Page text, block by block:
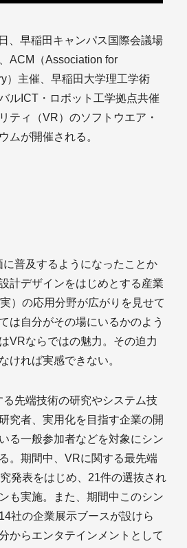
、早稲田キャンパス国際会議場
ACM（Association for
）主催、早稲田大学理工学術
ルICT・ロボット工学拠点共催
ティ（VR）のソフトウエア・
ムが開催される。
普及するようになったことか
計デザインをはじめとする産業
）の応用分野が広がりを見せて
は自分がその場にいるかのよう
VRならではの魅力。その迫力
ければ実感できない。
先端技術の研究やシステム技
究者、実用化を目指す企業の開
る一般参加者などを対象にシン
。期間中、VRに関する最先端
発表をはじめ、21件の選抜され
も実施。また、期間中このシン
社の企業展示ブースが設けら
からエンタテインメントとして